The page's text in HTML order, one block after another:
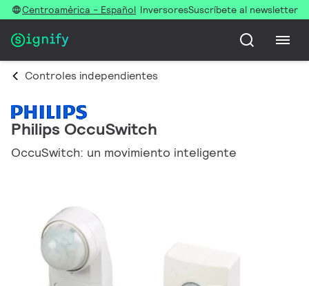
Centroamérica - Español InversoresSuscríbete al newsletter
Controles independientes
Philips OccuSwitch
OccuSwitch: un movimiento inteligente